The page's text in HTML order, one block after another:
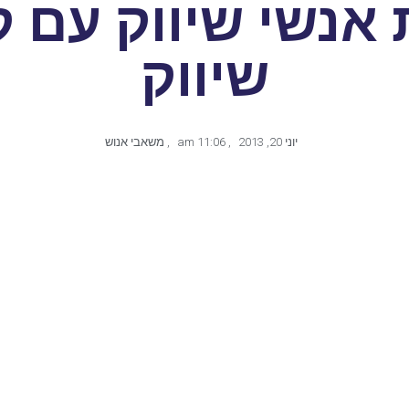
שיווק עם
שיווק
יוני 20, 2013 ,
11:06 am
, משאבי אנוש